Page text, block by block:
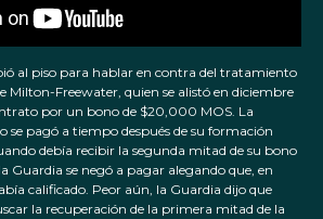
al piso para hablar en contra del tratamiento
Milton-Freewater, quien se alistó en diciembre
por un bono de $20,000 MOS. La
se pagó a tiempo después de su formación
debía recibir la segunda mitad de su bono
Guardia se negó a pagar alegando que, en
calificado. Peor aún, la Guardia dijo que
la recuperación de la primera mitad de la